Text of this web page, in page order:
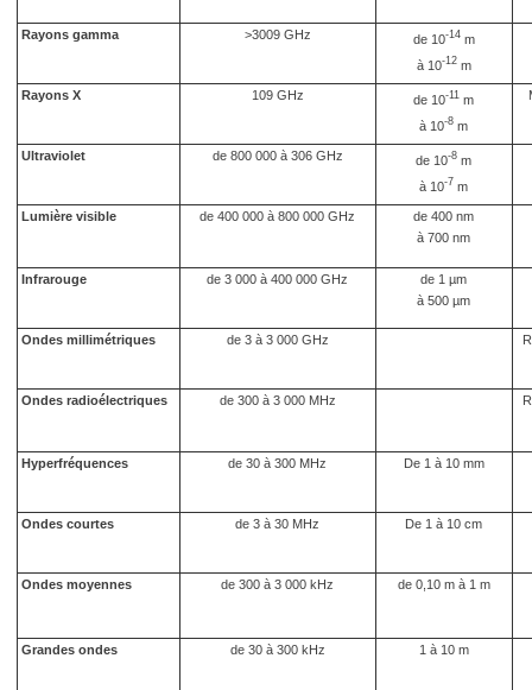
Rayons gamma >3009 GHz de 10-14m
à 10-12m
Rayons X 109 GHz de 10-11 m
à 10-8 m
Ultraviolet de 800 000 à 306 GHz de 10-8 m
à 10-7 m
Lumière visible de 400 000 à 800 000 GHz
de 400 nm
à 700 nm
Infrarouge de 3 000 à 400 000 GHz
de 1 µm
à 500 µm
Ondes millimétriques de 3 à 3 000 GHz
Ondes radioélectriques de 300 à 3 000 MHz
Hyperfréquences de 30 à 300 MHz De 1 à 10 mm
Ondes courtes de 3 à 30 MHz De 1 à 10 cm
Ondes moyennes de 300 à 3 000 kHz de 0,10 m à 1 m
Grandes ondes de 30 à 300 kHz 1 à 10 m